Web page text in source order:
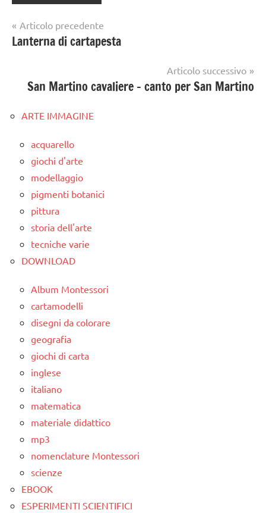
Navigazione
articoli
Articolo precedente
Lanterna di cartapesta
Articolo successivo
San Martino cavaliere – canto per San Martino
ARTE IMMAGINE
acquarello
giochi d'arte
modellaggio
pigmenti botanici
pittura
storia dell'arte
tecniche varie
DOWNLOAD
Album Montessori
cartamodelli
disegni da colorare
geografia
giochi di carta
inglese
italiano
matematica
materiale didattico
mp3
nomenclature Montessori
scienze
EBOOK
ESPERIMENTI SCIENTIFICI